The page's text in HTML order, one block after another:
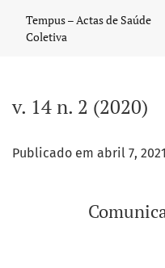
Tempus – Actas de Saúde
Coletiva
v. 14 n. 2 (2020)
Publicado em abril 7, 2021